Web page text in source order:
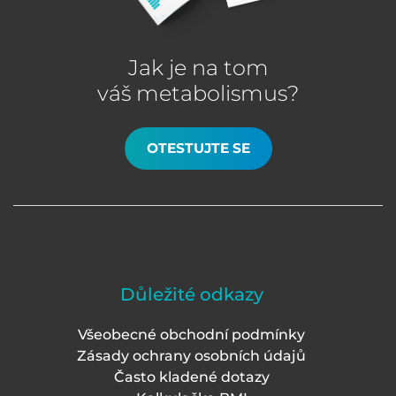
Jak je na tom
váš metabolismus?
OTESTUJTE SE
Důležité odkazy
Všeobecné obchodní podmínky
Zásady ochrany osobních údajů
Často kladené dotazy